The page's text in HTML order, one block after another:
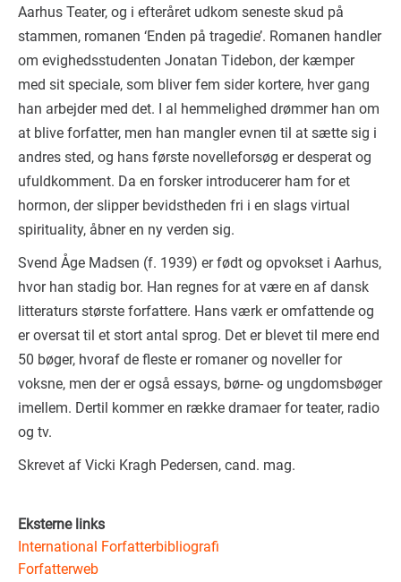
Aarhus Teater, og i efteråret udkom seneste skud på
stammen, romanen ‘Enden på tragedie’. Romanen handler
om evighedsstudenten Jonatan Tidebon, der kæmper
med sit speciale, som bliver fem sider kortere, hver gang
han arbejder med det. I al hemmelighed drømmer han om
at blive forfatter, men han mangler evnen til at sætte sig i
andres sted, og hans første novelleforsøg er desperat og
ufuldkomment. Da en forsker introducerer ham for et
hormon, der slipper bevidstheden fri i en slags virtual
spirituality, åbner en ny verden sig.
Svend Åge Madsen (f. 1939) er født og opvokset i Aarhus,
hvor han stadig bor. Han regnes for at være en af dansk
litteraturs største forfattere. Hans værk er omfattende og
er oversat til et stort antal sprog. Det er blevet til mere end
50 bøger, hvoraf de fleste er romaner og noveller for
voksne, men der er også essays, børne- og ungdomsbøger
imellem. Dertil kommer en række dramaer for teater, radio
og tv.
Skrevet af Vicki Kragh Pedersen, cand. mag.
Eksterne links
International Forfatterbibliografi
Forfatterweb